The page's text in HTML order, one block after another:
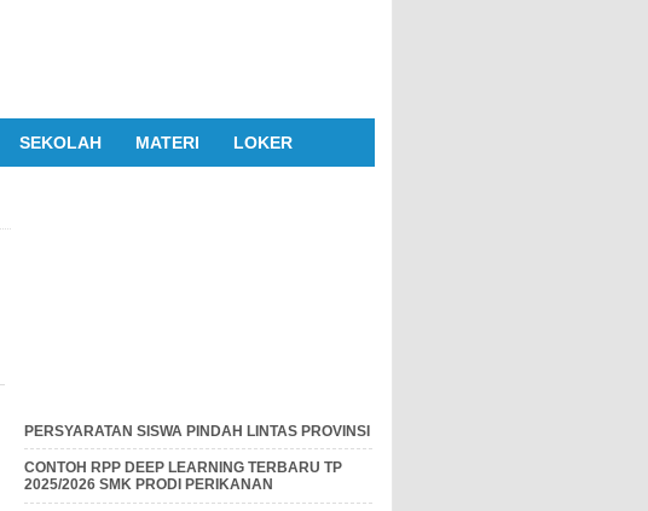
SEKOLAH MATERI LOKER
PERSYARATAN SISWA PINDAH LINTAS PROVINSI
CONTOH RPP DEEP LEARNING TERBARU TP
2025/2026 SMK PRODI PERIKANAN